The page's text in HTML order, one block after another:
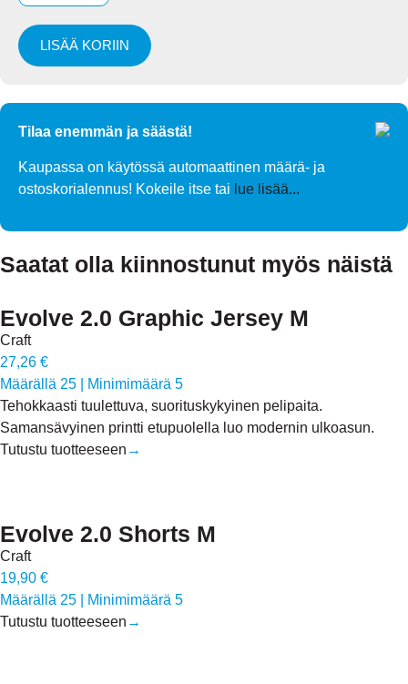
LISÄÄ KORIIN
Tilaa enemmän ja säästä!
Kaupassa on käytössä automaattinen määrä- ja
ostoskorialennus! Kokeile itse tai lue lisää...
Saatat olla kiinnostunut myös näistä
Evolve 2.0 Graphic Jersey M
Craft
27,26 €
Määrällä 25
Minimimäärä 5
Tehokkaasti tuulettuva, suorituskykyinen pelipaita.
Samansävyinen printti etupuolella luo modernin ulkoasun.
Tutustu tuotteeseen →
Evolve 2.0 Shorts M
Craft
19,90 €
Määrällä 25
Minimimäärä 5
Tutustu tuotteeseen →